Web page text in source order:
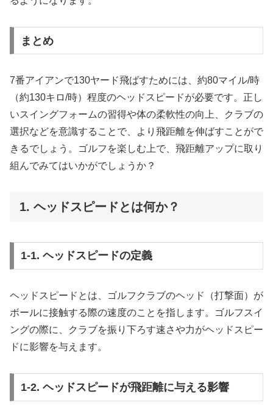
まとめ
7番アイアンで130ヤード飛ばすためには、約80マイル/時
（約130キロ/時）程度のヘッドスピードが必要です。正し
いスイングフォームの習得や体の柔軟性の向上、クラブの
選択などを意識することで、より飛距離を伸ばすことがで
きるでしょう。ゴルフを楽しむ上で、飛距離アップに取り
組んでみてはいかがでしょうか？
1. ヘッドスピードとは何か？
1-1. ヘッドスピードの定義
ヘッドスピードとは、ゴルフクラブのヘッド（打撃面）が
ボールに接触する際の速度のことを指します。ゴルフスイ
ングの際に、クラブを振り下ろす速さや力がヘッドスピー
ドに影響を与えます。
1-2. ヘッドスピードが飛距離に与える影響